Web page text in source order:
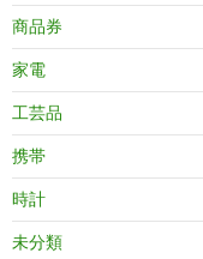
商品券
家電
工芸品
携帯
時計
未分類